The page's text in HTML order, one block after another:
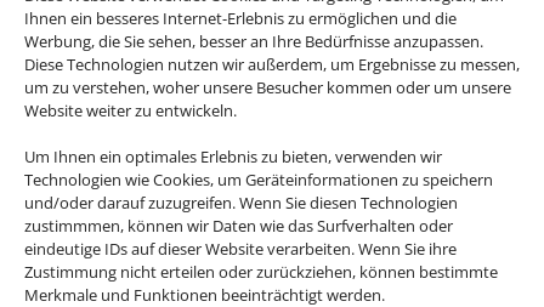
Ihnen ein besseres Internet-Erlebnis zu ermöglichen und die
Werbung, die Sie sehen, besser an Ihre Bedürfnisse anzupassen.
Diese Technologien nutzen wir außerdem, um Ergebnisse zu messen,
um zu verstehen, woher unsere Besucher kommen oder um unsere
Website weiter zu entwickeln.
Um Ihnen ein optimales Erlebnis zu bieten, verwenden wir
Technologien wie Cookies, um Geräteinformationen zu speichern
und/oder darauf zuzugreifen. Wenn Sie diesen Technologien
zustimmmen, können wir Daten wie das Surfverhalten oder
eindeutige IDs auf dieser Website verarbeiten. Wenn Sie ihre
Zustimmung nicht erteilen oder zurückziehen, können bestimmte
Merkmale und Funktionen beeinträchtigt werden.
Rechtliche Informationen
Impressum|Datenschutzerklärung|Online Check-In
Service|Blacklisted Airlines|AGB|
Barrierefreiheitserklärung